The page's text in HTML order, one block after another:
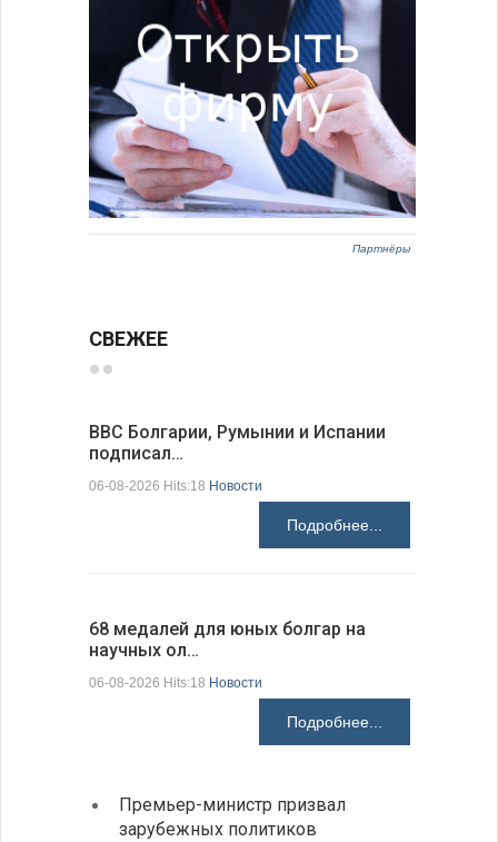
Партнёры
СВЕЖЕЕ
ВВС Болгарии, Румынии и Испании
подписал…
06-08-2026 Hits:18 Новости
Подробнее...
68 медалей для юных болгар на
научных ол…
06-08-2026 Hits:18 Новости
Подробнее...
Премьер-министр призвал
зарубежных политиков